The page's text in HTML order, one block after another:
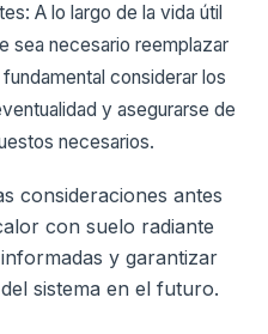
A lo largo de la vida útil
sea necesario reemplazar
considerar los
y asegurarse de
necesarios.
consideraciones antes
con suelo radiante
y garantizar
sistema en el futuro.